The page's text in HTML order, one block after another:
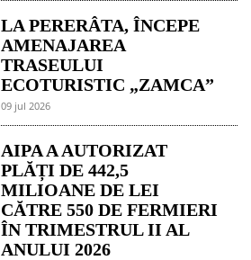
LA PERERÂTA, ÎNCEPE
AMENAJAREA
TRASEULUI
ECOTURISTIC „ZAMCA”
09 jul 2026
AIPA A AUTORIZAT
PLĂȚI DE 442,5
MILIOANE DE LEI
CĂTRE 550 DE FERMIERI
ÎN TRIMESTRUL II AL
ANULUI 2026